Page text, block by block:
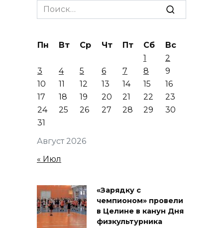
Search
for:
Август 2026
Пн Вт Ср Чт Пт Сб
Вс
1
2
3
4 5 6 7 8
9
10
11 12 13 14 15
16
17
18 19 20 21 22
23
24
25 26 27 28 29
30
31
« Июл
«Зарядку с
чемпионом» провели
в Целине в канун Дня
физкультурника